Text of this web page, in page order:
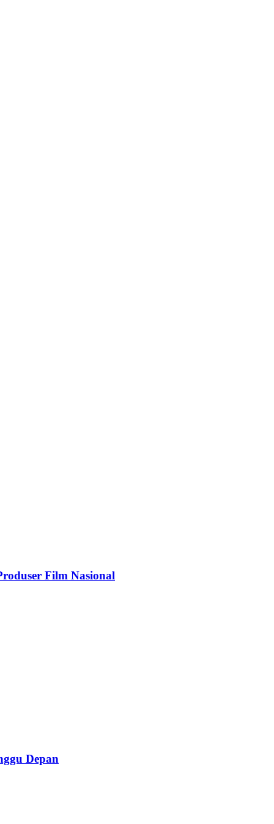
Film Nasional
Depan